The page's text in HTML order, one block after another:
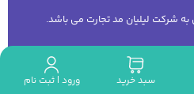
شرکت لیلیان مد تجارت می باشد.
سبد خرید ورود | ثبت نام